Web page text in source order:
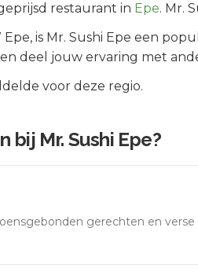
restaurant in Epe. Mr.
Epe, is Mr. Sushi Epe een
deel jouw ervaring met
voor deze regio.
bij Mr. Sushi Epe?
gerechten en verse